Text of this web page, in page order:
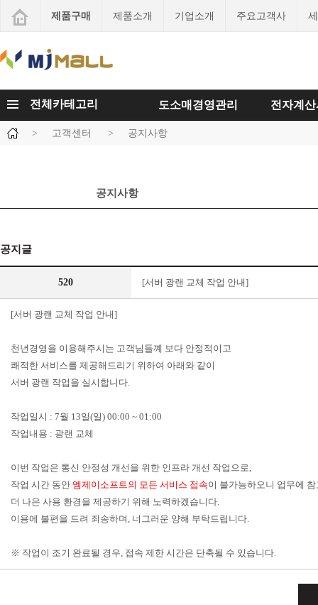
제품구매 제품소개 기업소개 주요고객사
전체카테고리 도소매경영관리 전자계
> 고객센터 > 공지사항
공지사항
공지글
520 [서버 광랜 교체 작업 안내]
[서버 광랜 교체 작업 안내]
천년경영을 이용해주시는 고객님들꼐 보다 안정적이고
쾌적한 서비스를 제공해드리기 위하여 아래와 같이
서버 광랜 작업을 실시합니다.
작업일시 : 7월 13일(일) 00:00 ~ 01:00
작업내용 : 광랜 교체
이번 작업은 통신 안정성 개선을 위한 인프라 개선 작업으로,
작업 시간 동안 엠제이소프트의 모든 서비스 접속이 불가능하오니 업무에
더 나은 사용 환경을 제공하기 위해 노력하겠습니다.
이용에 불편을 드려 죄송하며, 너그러운 양해 부탁드립니다.
※ 작업이 조기 완료될 경우, 접속 제한 시간은 단축될 수 있습니다.